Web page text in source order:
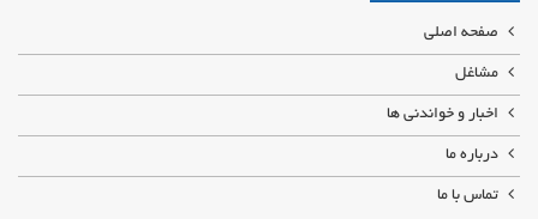
صفحه اصلی
مشاغل
اخبار و خواندنی ها
درباره ما
تماس با ما